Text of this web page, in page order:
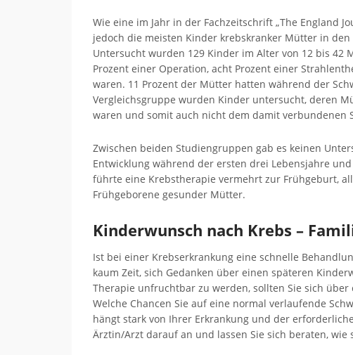
Wie eine im Jahr in der Fachzeitschrift „The England
jedoch die meisten Kinder krebskranker Mütter in
Untersucht wurden 129 Kinder im Alter von 12 bis 42
Prozent einer Operation, acht Prozent einer
waren. 11 Prozent der Mütter hatten während der
Vergleichsgruppe wurden Kinder untersucht, deren
waren und somit auch nicht dem damit verbundenen
Zwischen beiden Studiengruppen gab es keinen
Entwicklung während der ersten drei Lebensjahre
führte eine Krebstherapie vermehrt zur Frühgeburt,
Frühgeborene gesunder Mütter.
Kinderwunsch nach Krebs –
Ist bei einer Krebserkrankung eine schnelle
kaum Zeit, sich Gedanken über einen späteren
Therapie unfruchtbar zu werden, sollten Sie sich
Welche Chancen Sie auf eine normal verlaufende
hängt stark von Ihrer Erkrankung und der
Ärztin/Arzt darauf an und lassen Sie sich beraten,